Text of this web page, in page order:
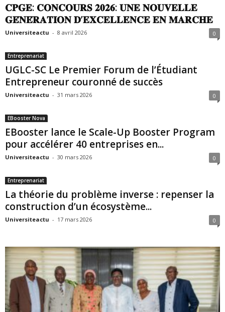
𝐂𝐏𝐆𝐄: 𝐂𝐎𝐍𝐂𝐎𝐔𝐑𝐒 𝟐𝟎𝟐𝟔: 𝐔𝐍𝐄 𝐍𝐎𝐔𝐕𝐄𝐋𝐋𝐄
𝐆𝐄́𝐍𝐄́𝐑𝐀𝐓𝐈𝐎𝐍 𝐃’𝐄𝐗𝐂𝐄𝐋𝐋𝐄𝐍𝐂𝐄 𝐄𝐍 𝐌𝐀𝐑𝐂𝐇𝐄
Universiteactu - 8 avril 2026 0
Entreprenariat
UGLC-SC Le Premier Forum de l’Étudiant
Entrepreneur couronné de succès
Universiteactu - 31 mars 2026 0
EBooster Nova
EBooster lance le Scale-Up Booster Program
pour accélérer 40 entreprises en...
Universiteactu - 30 mars 2026 0
Entreprenariat
La théorie du problème inverse : repenser la
construction d’un écosystème...
Universiteactu - 17 mars 2026 0